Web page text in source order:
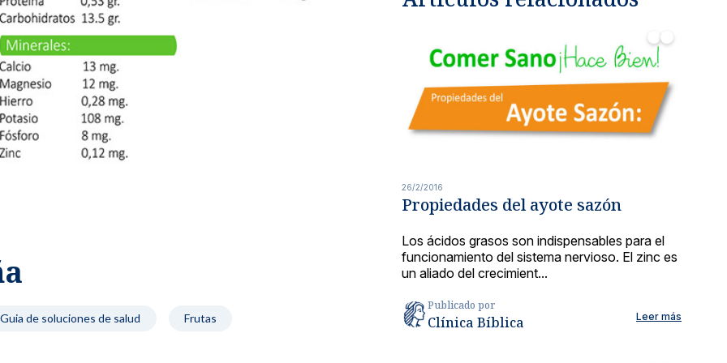
en todas las etapas de la mujer. Salud auditiva y respiratoria en manos de especialistas.
Traumatología
para huesos, músculos y articulaciones. Especialistas en riñones, próstata y vías urinarias.
integral de enfermedades digestivas. Listado completo de especialidades.
para todas las edades. Cuidado integral para mamá y bebé.
para una experiencia médica clara y confiable. Coberturas médicas con aseguradoras nacionales e internacionales.
Contraloría de servicios
Supervisión y apoyo para garantizar tu satisfacción.
Guia de soluciones de salud Frutas
26/2/2016
Propiedades del ayote sazón
Los ácidos grasos son indispensables para el
funcionamiento del sistema nervioso. El zinc es
un aliado del crecimient...
Publicado por
Clínica Bíblica Leer más